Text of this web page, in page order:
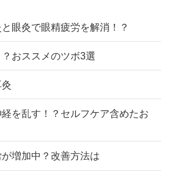
眼灸で眼精疲労を解消！？
おススメのツボ3選
を乱す！？セルフケア含めたお
増加中？改善方法は